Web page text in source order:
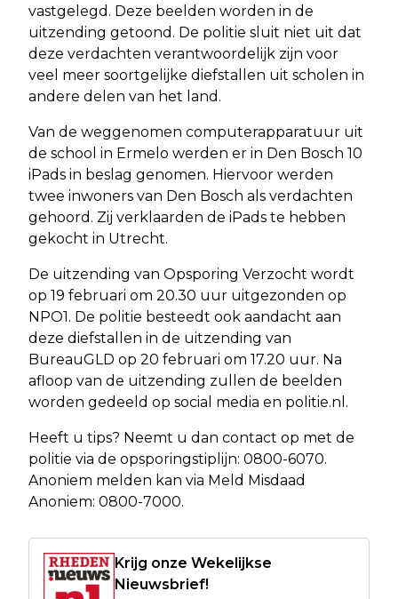
vastgelegd. Deze beelden worden in de
uitzending getoond. De politie sluit niet uit dat
deze verdachten verantwoordelijk zijn voor
veel meer soortgelijke diefstallen uit scholen in
andere delen van het land.
Van de weggenomen computerapparatuur uit
de school in Ermelo werden er in Den Bosch 10
iPads in beslag genomen. Hiervoor werden
twee inwoners van Den Bosch als verdachten
gehoord. Zij verklaarden de iPads te hebben
gekocht in Utrecht.
De uitzending van Opsporing Verzocht wordt
op 19 februari om 20.30 uur uitgezonden op
NPO1. De politie besteedt ook aandacht aan
deze diefstallen in de uitzending van
BureauGLD op 20 februari om 17.20 uur. Na
afloop van de uitzending zullen de beelden
worden gedeeld op social media en politie.nl.
Heeft u tips? Neemt u dan contact op met de
politie via de opsporingstiplijn: 0800-6070.
Anoniem melden kan via Meld Misdaad
Anoniem: 0800-7000.
Krijg onze Wekelijkse
Nieuwsbrief!